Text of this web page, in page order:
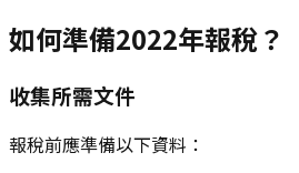
如何準備2022年報稅？
收集所需文件
報稅前應準備以下資料：